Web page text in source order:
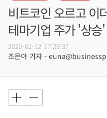
비트코인 오르고 이
테마기업 주가 '상승'
2020-02-12 17:29:37
조은아 기자 -